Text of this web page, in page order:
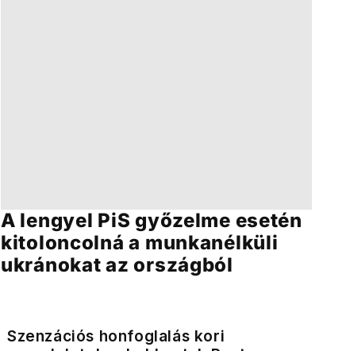
A lengyel PiS győzelme esetén
kitoloncolná a munkanélküli
ukránokat az országból
Szenzációs honfoglalás kori